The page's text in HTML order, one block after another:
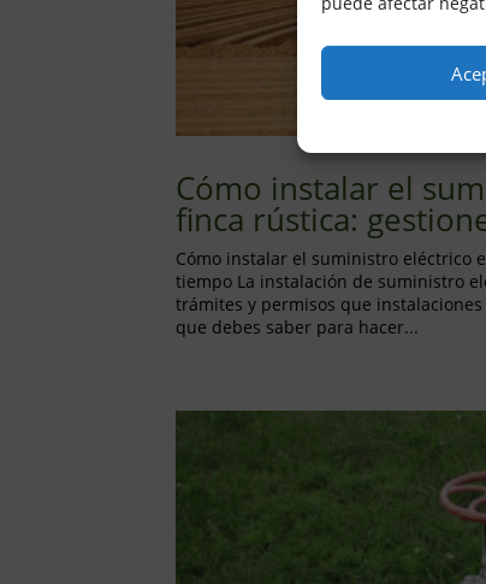
Cómo instalar el
finca rústica:
Cómo instalar el suministro eléctrico
tiempo La instalación de suministro
trámites y permisos que
que debes saber para hacer...